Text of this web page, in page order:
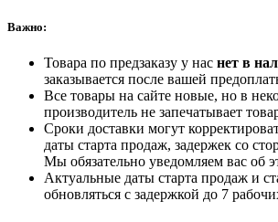
Важно:
Товара по предзаказу у нас нет в
заказывается после вашей
Все товары на сайте новые, но в
производитель не запечатывает
Сроки доставки могут
даты старта продаж, задержек со
Мы обязательно уведомляем вас об
Актуальные даты старта продаж и
обновляться с задержкой до 7